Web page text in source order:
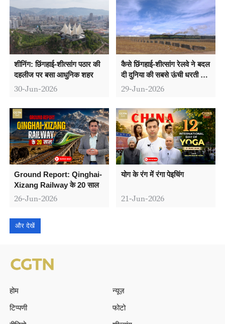
शीनिंग: छिंगहाई-शीत्सांग पठार की
दहलीज पर बसा आधुनिक शहर
30-Jun-2026
कैसे छिंगहाई-शीत्सांग रेलवे ने बदल
दी दुनिया की सबसे ऊंची धरती की
तस्वीर?
29-Jun-2026
Ground Report: Qinghai-
Xizang Railway के 20 साल
26-Jun-2026
योग के रंग में रंगा पेइचिंग
21-Jun-2026
और देखें
होम
न्यूज़
टिप्पणी
फोटो